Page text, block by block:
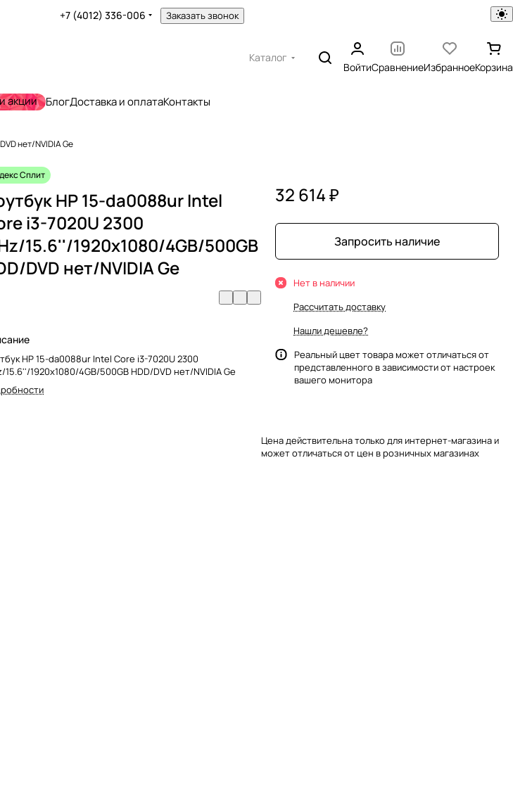
+7 (4012) 336-006 Заказать звонок
Каталог
ВойтиСравнениеИзбранноеКорзина
акции БлогДоставка и оплатаКонтакты
нет/NVIDIA Ge
Сплит
HP 15-da0088ur Intel
i3-7020U 2300
15.6''/1920x1080/4GB/500GB
DVD нет/NVIDIA Ge
HP 15-da0088ur Intel Core i3-7020U 2300
15.6''/1920x1080/4GB/500GB HDD/DVD нет/NVIDIA Ge
32 614 ₽
Запросить наличие
Нет в наличии
Рассчитать доставку
Нашли дешевле?
Реальный цвет товара может отличаться от
представленного в зависимости от настроек
вашего монитора
Цена действительна только для интернет-магазина и
может отличаться от цен в розничных магазинах